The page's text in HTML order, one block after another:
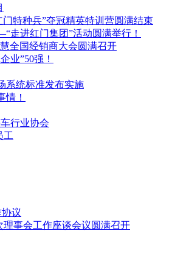
特种兵”夺冠精英特训营圆满结束
进红门集团”活动圆满举行！
全国经销商大会圆满召开
业”50强！
系统标准发布实施
情！
行业协会
工
议
事会工作座谈会议圆满召开